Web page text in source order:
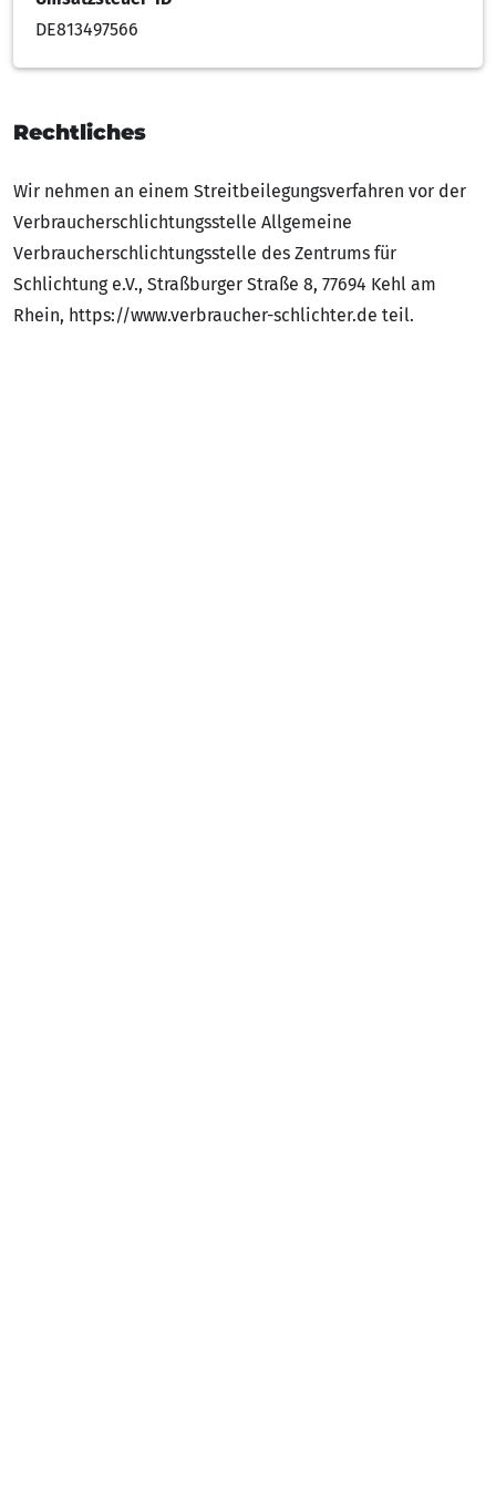
DE813497566
Rechtliches
Wir nehmen an einem Streitbeilegungsverfahren vor der
Verbraucherschlichtungsstelle Allgemeine
Verbraucherschlichtungsstelle des Zentrums für
Schlichtung e.V., Straßburger Straße 8, 77694 Kehl am
Rhein, https://www.verbraucher-schlichter.de teil.